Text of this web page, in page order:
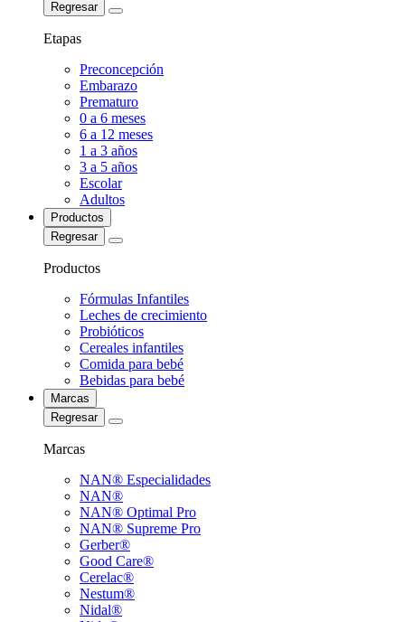
Regresar
Etapas
Preconcepción
Embarazo
Prematuro
0 a 6 meses
6 a 12 meses
1 a 3 años
3 a 5 años
Escolar
Adultos
Productos
Regresar
Productos
Fórmulas Infantiles
Leches de crecimiento
Probióticos
Cereales infantiles
Comida para bebé
Bebidas para bebé
Marcas
Regresar
Marcas
NAN® Especialidades
NAN®
NAN® Optimal Pro
NAN® Supreme Pro
Gerber®
Good Care®
Cerelac®
Nestum®
Nidal®